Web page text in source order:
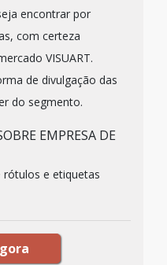
encontrar por
com certeza
VISUART.
de divulgação das
do segmento.
EMPRESA DE
rótulos e etiquetas